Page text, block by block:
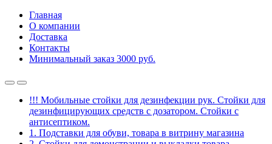
Главная
О компании
Доставка
Контакты
Минимальный заказ 3000 руб.
!!! Мобильные стойки для дезинфекции рук. Стойки для
дезинфицирующих средств с дозатором. Стойки с
антисептиком.
1. Подставки для обуви, товара в витрину магазина